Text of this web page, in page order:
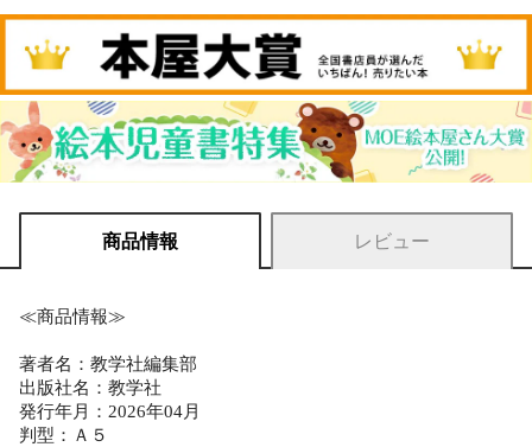
商品情報 レビュー
≪商品情報≫
著者名：教学社編集部
出版社名：教学社
発行年月：2026年04月
判型：Ａ５